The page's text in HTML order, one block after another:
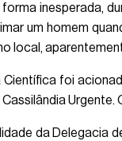
inesperada,
um homem
local,
Científica foi
da Delegacia